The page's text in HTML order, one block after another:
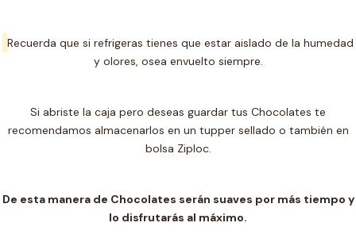
Recuerda que si refrigeras tienes que estar aislado de la humedad
y olores, osea envuelto siempre.
Si abriste la caja pero deseas guardar tus Chocolates te
recomendamos almacenarlos en un tupper sellado o también en
bolsa Ziploc.
De esta manera de Chocolates serán suaves por más tiempo y
lo disfrutarás al máximo.